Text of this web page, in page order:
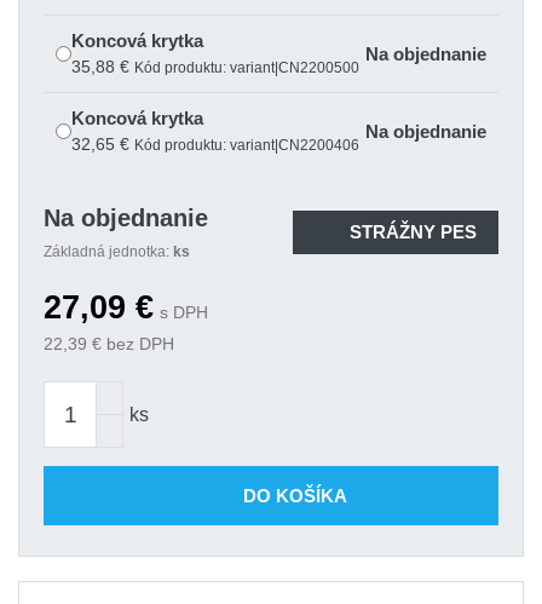
Koncová krytka
35,88 € Kód produktu: variant|CN2200500
Na objednanie
Koncová krytka
32,65 € Kód produktu: variant|CN2200406
Na objednanie
Na objednanie
Základná jednotka: ks
STRÁŽNY PES
27,09 € s DPH
22,39 € bez DPH
ks
DO KOŠÍKA